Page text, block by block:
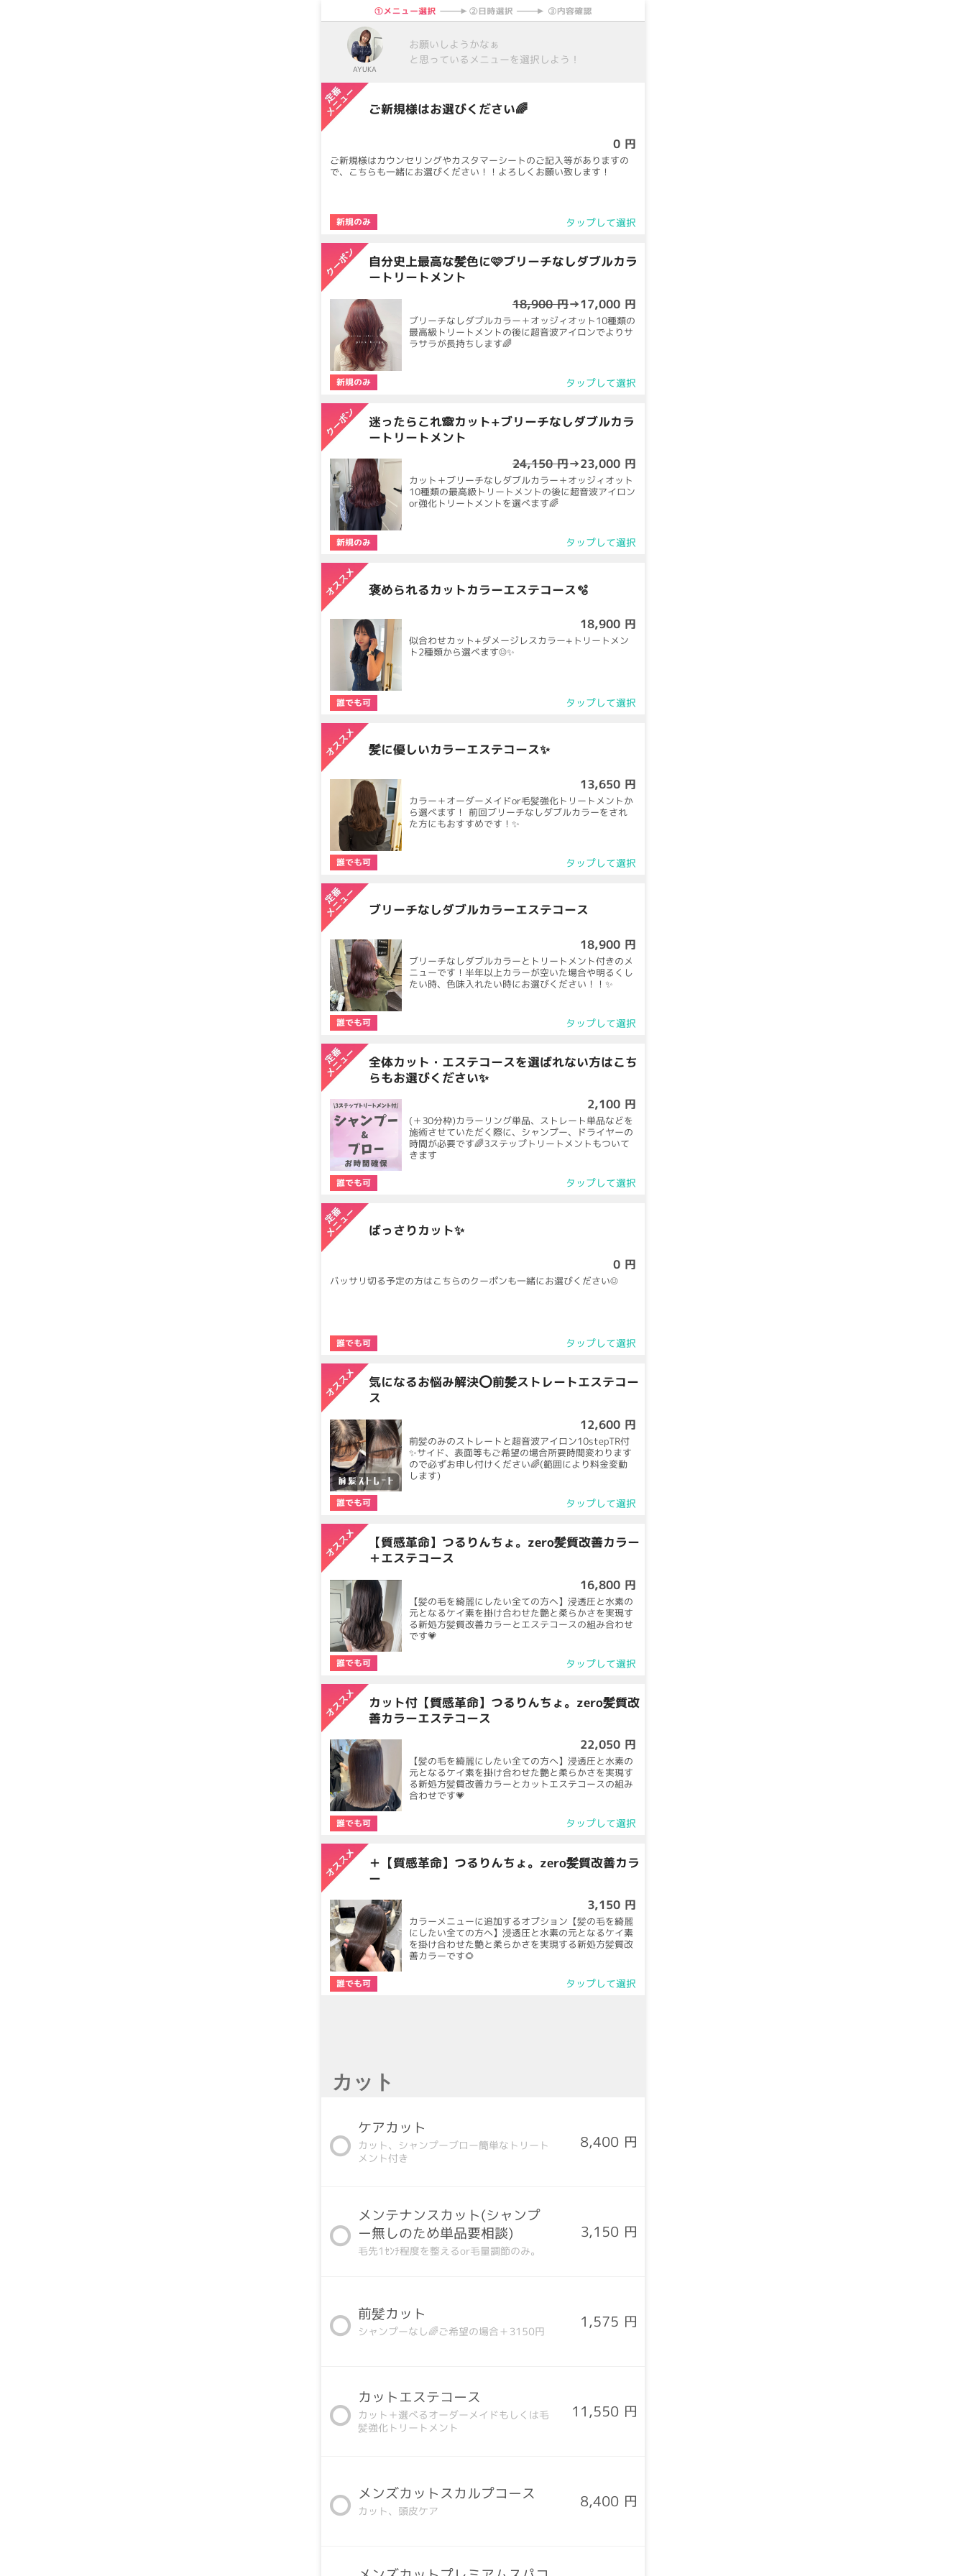
AYUKA
お願いしようかなぁ
と思っているメニューを選択しよう！
ご新規様はお選びください🌈
0 円
ご新規様はカウンセリングやカスタマーシートのご記入等がありますの
で、こちらも一緒にお選びください！！よろしくお願い致します！
新規のみ タップして選択
自分史上最高な髪色に🩷ブリーチなしダブルカラ
ートリートメント
18,900 円→17,000 円
ブリーチなしダブルカラー＋オッジィオット10種類の
最高級トリートメントの後に超音波アイロンでよりサ
ラサラが長持ちします🌈
新規のみ タップして選択
迷ったらこれ🙈カット+ブリーチなしダブルカラ
ートリートメント
24,150 円→23,000 円
カット＋ブリーチなしダブルカラー＋オッジィオット
10種類の最高級トリートメントの後に超音波アイロン
or強化トリートメントを選べます🌈
新規のみ タップして選択
褒められるカットカラーエステコース🫧
18,900 円
似合わせカット+ダメージレスカラー+トリートメン
ト2種類から選べます☺️✨
誰でも可 タップして選択
髪に優しいカラーエステコース✨
13,650 円
カラー＋オーダーメイドor毛髪強化トリートメントか
ら選べます！ 前回ブリーチなしダブルカラーをされ
た方にもおすすめです！✨
誰でも可 タップして選択
ブリーチなしダブルカラーエステコース
18,900 円
ブリーチなしダブルカラーとトリートメント付きのメ
ニューです！半年以上カラーが空いた場合や明るくし
たい時、色味入れたい時にお選びください！！✨
誰でも可 タップして選択
全体カット・エステコースを選ばれない方はこち
らもお選びください✨
2,100 円
(＋30分枠)カラーリング単品、ストレート単品などを
施術させていただく際に、シャンプー、ドライヤーの
時間が必要です🌈3ステップトリートメントもついて
きます
誰でも可 タップして選択
ばっさりカット✨
0 円
バッサリ切る予定の方はこちらのクーポンも一緒にお選びください☺️
誰でも可 タップして選択
気になるお悩み解決⭕️前髪ストレートエステコー
ス
12,600 円
前髪のみのストレートと超音波アイロン10stepTR付
✨サイド、表面等もご希望の場合所要時間変わります
ので必ずお申し付けください🌈(範囲により料金変動
します)
誰でも可 タップして選択
【質感革命】つるりんちょ。zero髪質改善カラー
＋エステコース
16,800 円
【髪の毛を綺麗にしたい全ての方へ】浸透圧と水素の
元となるケイ素を掛け合わせた艶と柔らかさを実現す
る新処方髪質改善カラーとエステコースの組み合わせ
です💗
誰でも可 タップして選択
カット付【質感革命】つるりんちょ。zero髪質改
善カラーエステコース
22,050 円
【髪の毛を綺麗にしたい全ての方へ】浸透圧と水素の
元となるケイ素を掛け合わせた艶と柔らかさを実現す
る新処方髪質改善カラーとカットエステコースの組み
合わせです💗
誰でも可 タップして選択
＋【質感革命】つるりんちょ。zero髪質改善カラ
ー
3,150 円
カラーメニューに追加するオプション【髪の毛を綺麗
にしたい全ての方へ】浸透圧と水素の元となるケイ素
を掛け合わせた艶と柔らかさを実現する新処方髪質改
善カラーです🌻
誰でも可 タップして選択
カット
ケアカット
カット、シャンプーブロー簡単なトリート
メント付き
8,400 円
メンテナンスカット(シャンプ
ー無しのため単品要相談)
毛先1ｾﾝﾁ程度を整えるor毛量調節のみ。
3,150 円
前髪カット
シャンプーなし🌈ご希望の場合＋3150円
1,575 円
カットエステコース
カット＋選べるオーダーメイドもしくは毛
髪強化トリートメント
11,550 円
メンズカットスカルプコース
カット、頭皮ケア
8,400 円